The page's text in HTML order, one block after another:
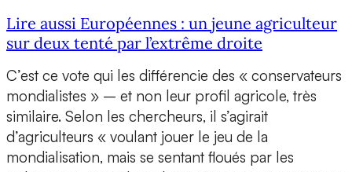
Lire aussi Européennes : un jeune agriculteur
sur deux tenté par l’extrême droite
C’est ce vote qui les différencie des « conservateurs
mondialistes » – et non leur profil agricole, très
similaire. Selon les chercheurs, il s’agirait
d’agriculteurs « voulant jouer le jeu de la
mondialisation, mais se sentant floués par les